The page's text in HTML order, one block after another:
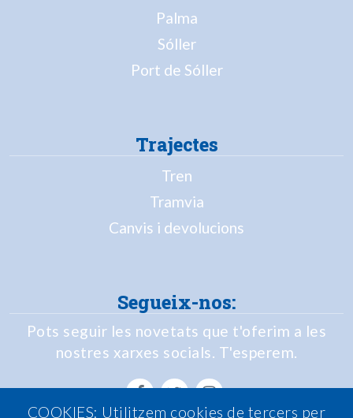
Segueix-nos:
Pots seguir les novetats que t'oferim a les
nostres xarxes socials. T'esperem.
Palma
Sóller
Port de Sóller
Trajectes
Tren
Tramvia
Canvis i devolucions
COOKIES: Utilitzem cookies de tercers per